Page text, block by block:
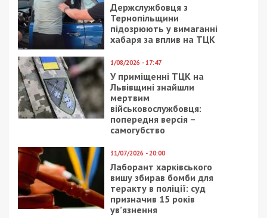
Держслужбовця з
Тернопільщини
підозрюють у вимаганні
хабаря за вплив на ТЦК
1/08/2026 - 17:47
У приміщенні ТЦК на
Львівщині знайшли
мертвим
військовослужбовця:
попередня версія –
самогубство
31/07/2026 - 20:00
Лаборант харківського
вишу збирав бомби для
теракту в поліції: суд
призначив 15 років
ув’язнення